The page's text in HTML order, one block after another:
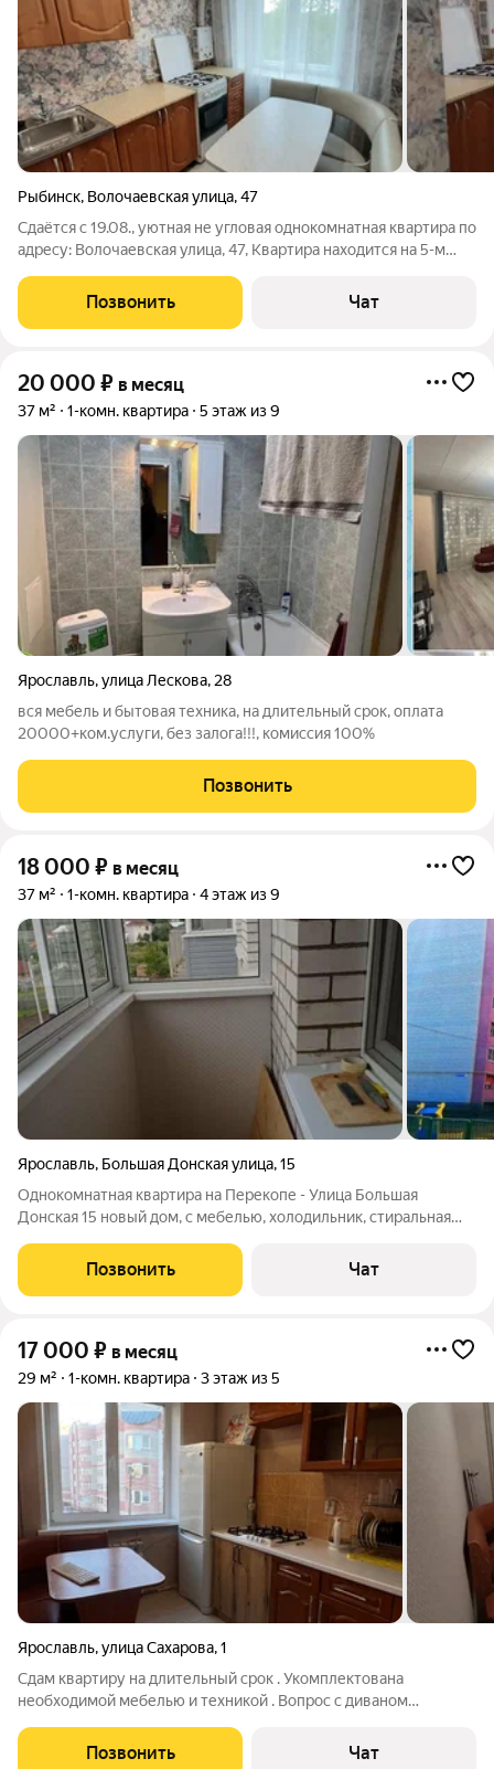
Рыбинск, Волочаевская улица,47
Сдаётся с 19.08., уютная не угловая однокомнатная квартира по
адресу: Волочаевская улица, 47, Квартира находится на 5-м
всего 5 этажей, В квартире сделан свежий косметический
ремонт, ранее не
Позвонить Чат
20 000 ₽ в месяц
37 м² 1-комн. квартира 5 этаж из 9
Ярославль,улица Лескова, 28
вся мебель и бытовая техника, на длительный срок, оплата
20000+ком.услуги, без залога!!!, комиссия 100%
Позвонить
18 000 ₽ в месяц
37 м² 1-комн. квартира 4 этаж из 9
Ярославль, Большая Донская улица,15
Однокомнатная квартира на Перекопе - Улица Большая
Донская 15 новый дом, с мебелью, холодильник, стиральная
кварт плата, залог 7000. Агентство.
Позвонить Чат
17 000 ₽ в месяц
29 м² 1-комн. квартира 3 этаж из 5
Ярославль,улица Сахарова,1
Сдам квартиру на длительный срок . Укомплектована
необходимой мебелью и техникой . Вопрос с диваном
спальным местом . Животные обсуждаются .
Позвонить Чат